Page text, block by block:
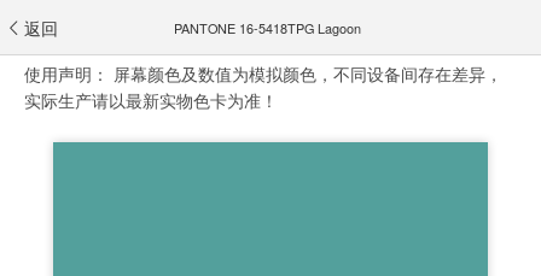
返回 PANTONE 16-5418TPG Lagoon
使用声明： 屏幕颜色及数值为模拟颜色，不同设备间存在差异，
实际生产请以最新实物色卡为准！